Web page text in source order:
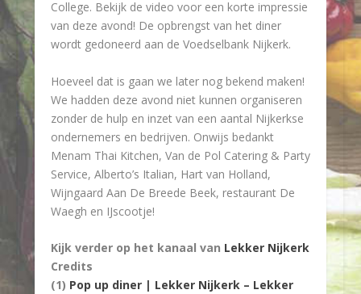
College. Bekijk de video voor een korte impressie
van deze avond! De opbrengst van het diner
wordt gedoneerd aan de Voedselbank Nijkerk.
Hoeveel dat is gaan we later nog bekend maken!
We hadden deze avond niet kunnen organiseren
zonder de hulp en inzet van een aantal Nijkerkse
ondernemers en bedrijven. Onwijs bedankt
Menam Thai Kitchen, Van de Pol Catering & Party
Service, Alberto’s Italian, Hart van Holland,
Wijngaard Aan De Breede Beek, restaurant De
Waegh en IJscootje!
Kijk verder op het kanaal van Lekker Nijkerk
Credits
(1) Pop up diner | Lekker Nijkerk – Lekker